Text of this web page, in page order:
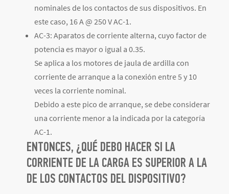
nominales de los contactos de sus dispositivos. En
este caso, 16 A @ 250 V AC-1.
AC-3: Aparatos de corriente alterna, cuyo factor de
potencia es mayor o igual a 0.35.
Se aplica a los motores de jaula de ardilla con
corriente de arranque a la conexión entre 5 y 10
veces la corriente nominal.
Debido a este pico de arranque, se debe considerar
una corriente menor a la indicada por la categoría
AC-1.
ENTONCES, ¿QUÉ DEBO HACER SI LA
CORRIENTE DE LA CARGA ES SUPERIOR A LA
DE LOS CONTACTOS DEL DISPOSITIVO?